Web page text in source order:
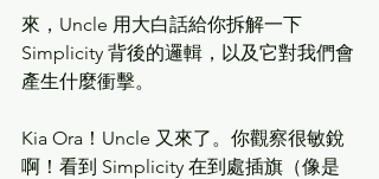
來，Uncle 用大白話給你拆解一下
Simplicity 背後的邏輯，以及它對我們會
產生什麼衝擊。
Kia Ora！Uncle 又來了。你觀察很敏銳
啊！看到 Simplicity 在到處插旗（像是